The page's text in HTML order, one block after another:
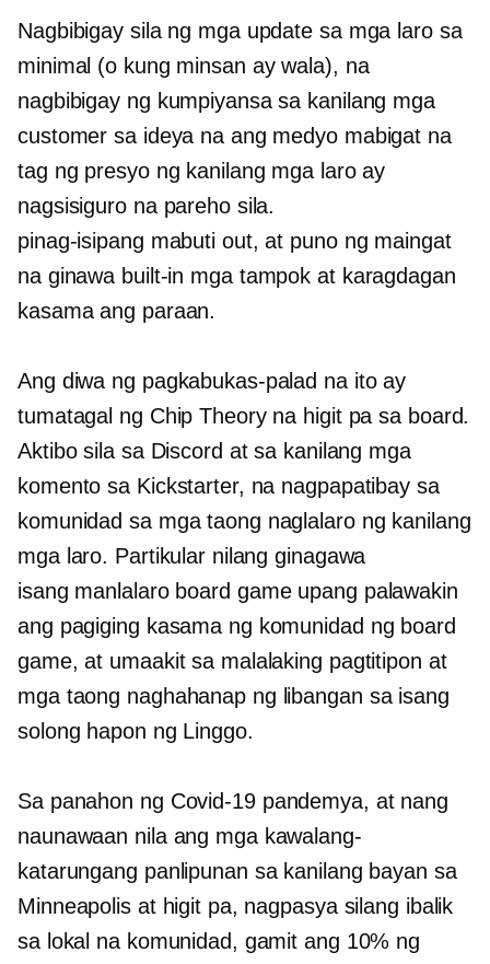
Nagbibigay sila ng mga update sa mga laro sa
minimal (o kung minsan ay wala), na
nagbibigay ng kumpiyansa sa kanilang mga
customer sa ideya na ang medyo mabigat na
tag ng presyo ng kanilang mga laro ay
nagsisiguro na pareho sila.
pinag-isipang mabuti out, at puno ng maingat
na ginawa built-in mga tampok at karagdagan
kasama ang paraan.
Ang diwa ng pagkabukas-palad na ito ay
tumatagal ng Chip Theory na higit pa sa board.
Aktibo sila sa Discord at sa kanilang mga
komento sa Kickstarter, na nagpapatibay sa
komunidad sa mga taong naglalaro ng kanilang
mga laro. Partikular nilang ginagawa
isang manlalaroboard game upang palawakin
ang pagiging kasama ng komunidad ng board
game, at umaakit sa malalaking pagtitipon at
mga taong naghahanap ng libangan sa isang
solong hapon ng Linggo.
Sa panahon ng Covid-19pandemya, at nang
naunawaan nila ang mga kawalang-
katarungang panlipunan sa kanilang bayan sa
Minneapolis at higit pa, nagpasya silang ibalik
sa lokal na komunidad, gamit ang 10% ng